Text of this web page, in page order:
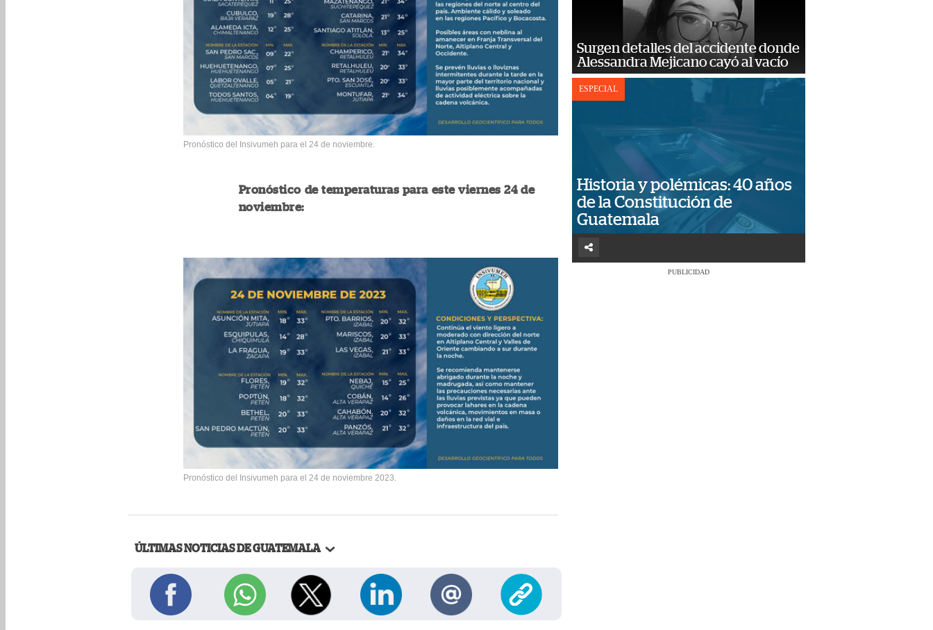
Pronóstico del Insivumeh para el 24 de noviembre.
Pronóstico de temperaturas para este viernes 24 de
noviembre:
Pronóstico del Insivumeh para el 24 de noviembre 2023.
ÚLTIMAS NOTICIAS DE GUATEMALA
Surgen detalles del accidente donde
Alessandra Mejicano cayó al vacío
ESPECIAL
Historia y polémicas: 40 años
de la Constitución de
Guatemala
PUBLICIDAD